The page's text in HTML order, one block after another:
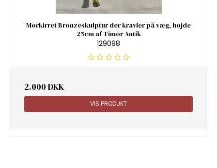
Mørkirret Bronzeskulptur der kravler på væg, højde
25cm af Timor Antik
129098
2.000 DKK
VIS PRODUKT